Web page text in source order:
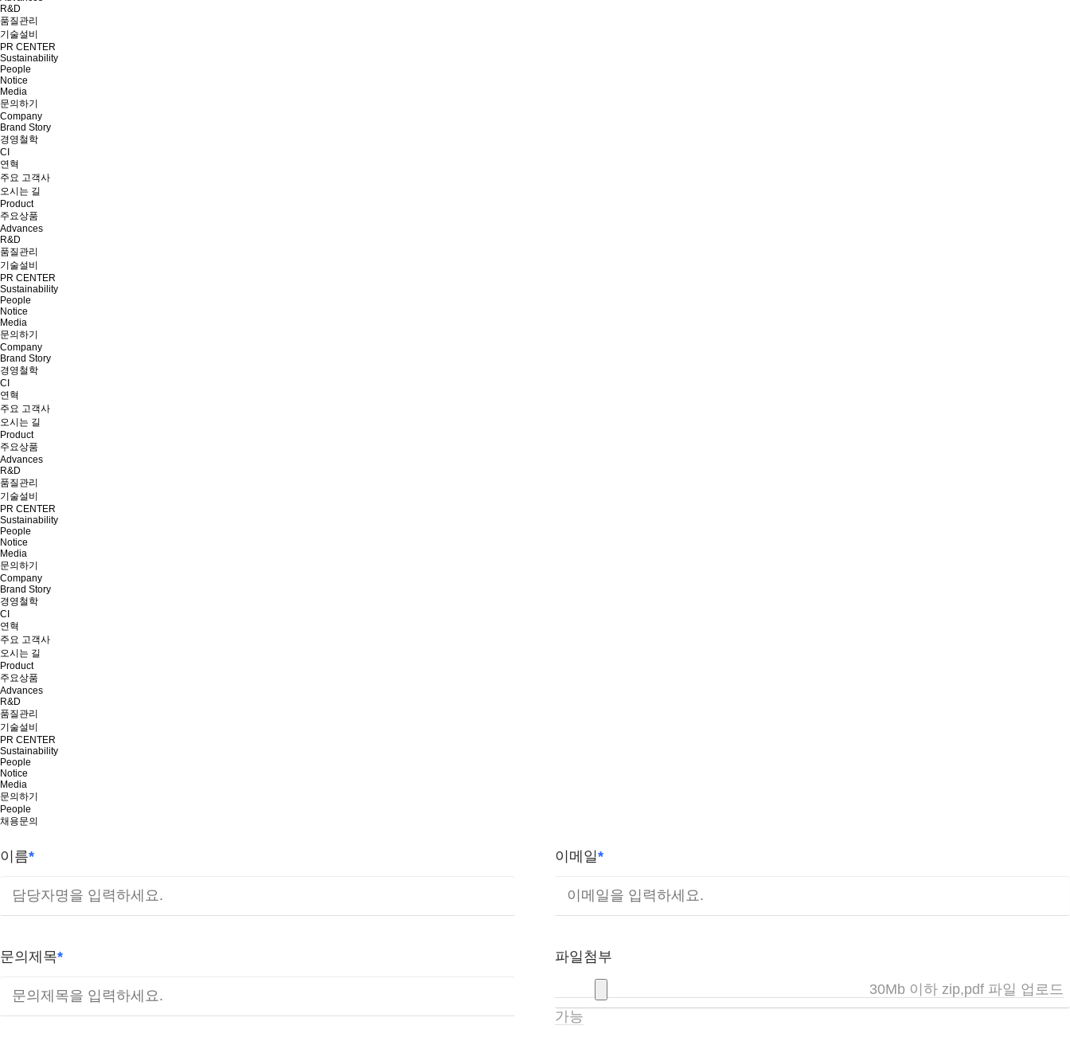
R&D
품질관리
기술설비
PR CENTER
Sustainability
People
Notice
Media
문의하기
Company
Brand Story
경영철학
CI
연혁
주요 고객사
오시는 길
Product
주요상품
Advances
R&D
품질관리
기술설비
PR CENTER
Sustainability
People
Notice
Media
문의하기
Company
Brand Story
경영철학
CI
연혁
주요 고객사
오시는 길
Product
주요상품
Advances
R&D
품질관리
기술설비
PR CENTER
Sustainability
People
Notice
Media
문의하기
Company
Brand Story
경영철학
CI
연혁
주요 고객사
오시는 길
Product
주요상품
Advances
R&D
품질관리
기술설비
PR CENTER
Sustainability
People
Notice
Media
문의하기
People
채용문의
이름* 이메일*
문의제목* 파일첨부
30Mb 이하 zip,pdf 파일 업로드
가능